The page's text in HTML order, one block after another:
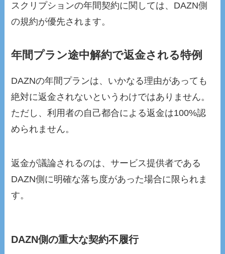
スクリプションの年間契約に関しては、DAZN側
の規約が優先されます。
年間プラン途中解約で返金される特例
DAZNの年間プランは、いかなる理由があっても
絶対に返金されないというわけではありません。
ただし、利用者の自己都合による返金は100%認
められません。
返金が議論されるのは、サービス提供者である
DAZN側に明確な落ち度があった場合に限られま
す。
DAZN側の重大な契約不履行